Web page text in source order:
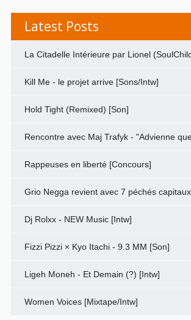
Latest Posts
La Citadelle Intérieure par Lionel
Kill Me - le projet arrive [Sons/Intw]
Hold Tight (Remixed) [Son]
Rencontre avec Maj Trafyk - "Advienne
Rappeuses en liberté [Concours]
Grio Negga revient avec 7 péchés
Dj Rolxx - NEW Music [Intw]
Fizzi Pizzi × Kyo Itachi - 9.3 MM [Son]
Ligeh Moneh - Et Demain (?) [Intw]
Women Voices [Mixtape/Intw]